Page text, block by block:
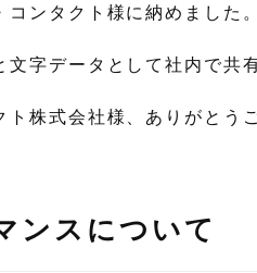
ンタクト様に納めました。
字データとして社内で共
株式会社様、ありがとう
ンスについて